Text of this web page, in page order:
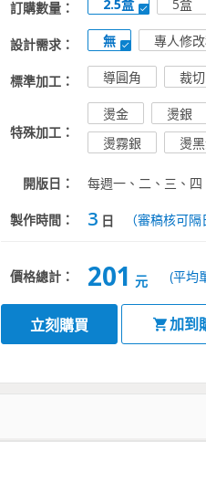
訂購數量： 2.5盒 5盒
設計需求： 無 專人修
標準加工： 導圓角 裁切
特殊加工：
燙金 燙銀
燙霧銀
燙
開版日： 每週一、二、三、四
製作時間： 3 日 （審稿核可
價格總計： 201 元 (平均
立刻購買 加到